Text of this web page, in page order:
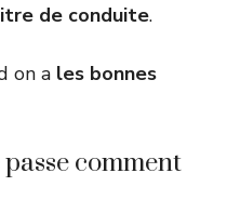
de conduite.
on a les bonnes
passe comment